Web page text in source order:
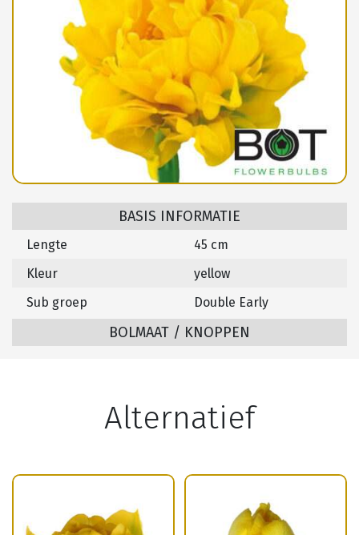
BASIS INFORMATIE
Lengte
45 cm
Kleur
yellow
Sub groep
Double Early
BOLMAAT / KNOPPEN
Alternatief